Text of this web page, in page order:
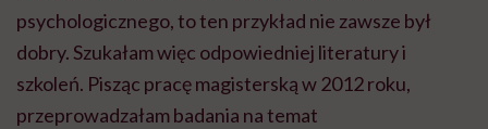
psychologicznego, to ten przykład nie zawsze był
dobry. Szukałam więc odpowiedniej literatury i
szkoleń. Pisząc pracę magisterską w 2012 roku,
przeprowadzałam badania na temat